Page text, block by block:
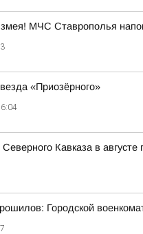
МЧС Ставрополья
«Приозёрного»
Северного Кавказа в
Городской